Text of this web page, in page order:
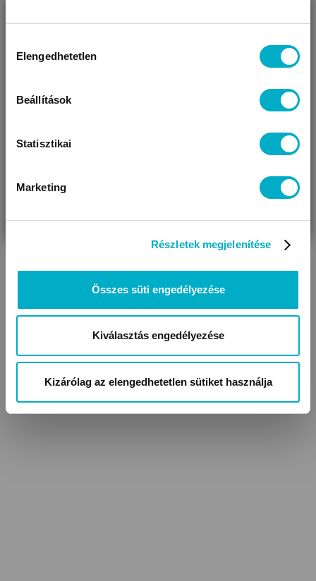
kiválasztása
Elengedhetetlen
Beállítások
Statisztikai
Marketing
Részletek megjelenítése
Összes süti engedélyezése
Kiválasztás engedélyezése
Kizárólag az elengedhetetlen sütiket használja
Áruházainkban szélesebb választék mellett további
kedvezményekkel és egyéni tanácsadással várunk.
Úgy látjuk, most jársz nálunk először!
VÁRANDÓS
AJÁNDÉKOT